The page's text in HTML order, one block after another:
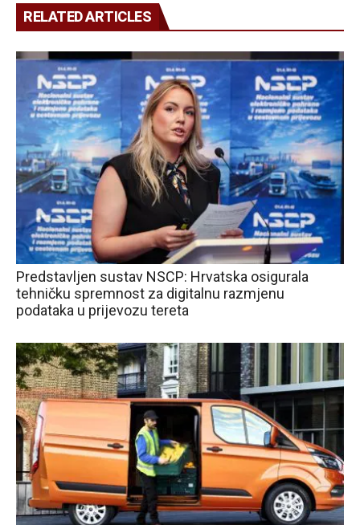
RELATED ARTICLES
Predstavljen sustav NSCP: Hrvatska osigurala
tehničku spremnost za digitalnu razmjenu
podataka u prijevozu tereta